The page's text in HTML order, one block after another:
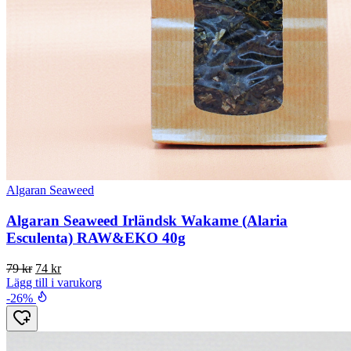
Algaran Seaweed
Algaran Seaweed Irländsk Wakame (Alaria
Esculenta) RAW&EKO 40g
79kr Det
ursprungliga
priset
var:
74 krDet
nuvarande
Lägg till i varukorg
-26%